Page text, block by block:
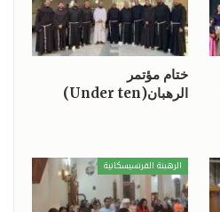
ختام مؤتمر
الرهبان(Under ten)
الرهبنة الفرنسيسكانية